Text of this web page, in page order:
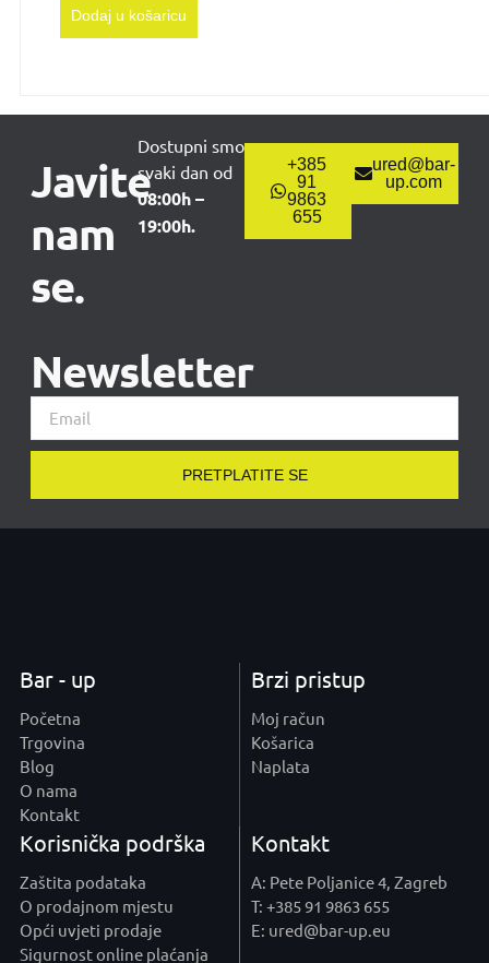
Dodaj u košaricu
Javite
nam
se.
Dostupni smo
svaki dan od
08:00h –
19:00h.
+385
91
9863
655
ured@bar-
up.com
Newsletter
PRETPLATITE SE
Bar - up
Početna
Trgovina
Blog
O nama
Kontakt
Brzi pristup
Moj račun
Košarica
Naplata
Korisnička podrška
Zaštita podataka
O prodajnom mjestu
Opći uvjeti prodaje
Sigurnost online plaćanja
Kontakt
A: Pete Poljanice 4, Zagreb
T: +385 91 9863 655
E: ured@bar-up.eu